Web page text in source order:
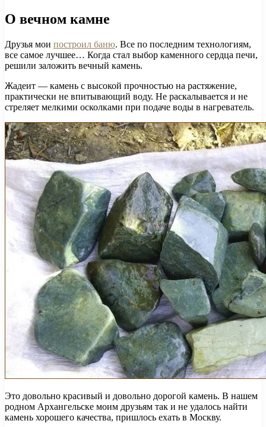
О вечном камне
Друзья мои построил баню. Все по последним технологиям,
все самое лучшее… Когда стал выбор каменного сердца печи,
решили заложить вечный камень.
Жадеит — камень с высокой прочностью на растяжение,
практически не впитывающий воду. Не раскалывается и не
стреляет мелкими осколками при подаче воды в нагреватель.
Это довольно красивый и довольно дорогой камень. В нашем
родном Архангельске моим друзьям так и не удалось найти
камень хорошего качества, пришлось ехать в Москву.